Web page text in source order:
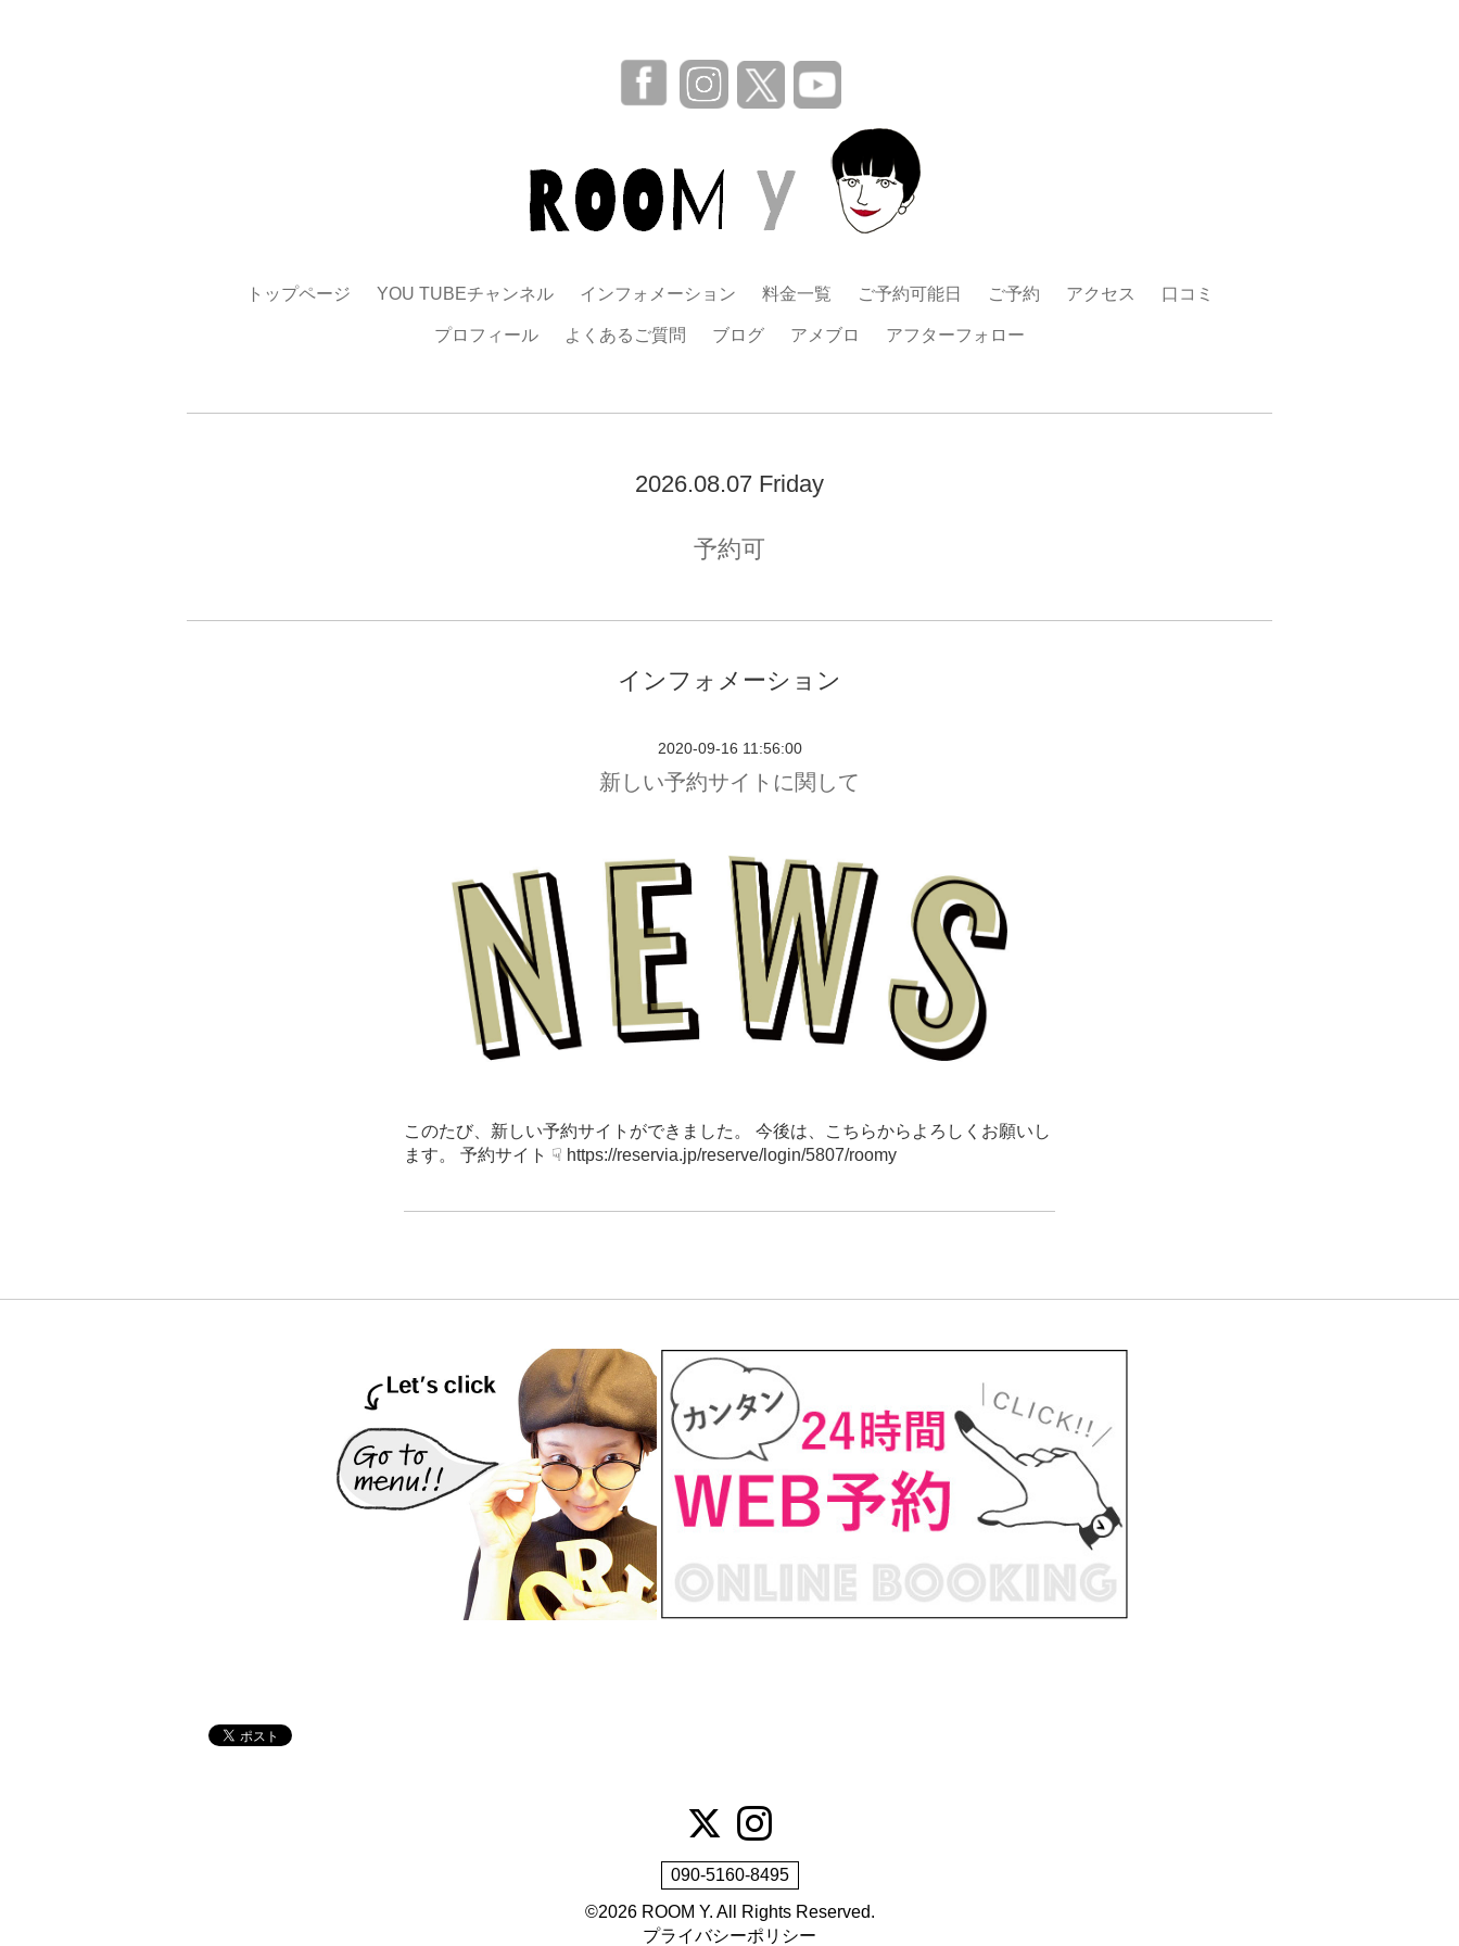
トップページ YOU TUBEチャンネル インフォメーション 料金一覧 ご予約可能日 ご予約 アクセス 口コミ
プロフィール よくあるご質問 ブログ アメブロ アフターフォロー
2026.08.07 Friday
予約可
インフォメーション
2020-09-16 11:56:00
新しい予約サイトに関して
このたび、新しい予約サイトができました。 今後は、こちらからよろしくお願いし
ます。 予約サイト ☟ https://reservia.jp/reserve/login/5807/roomy
090-5160-8495
©2026 ROOM Y. All Rights Reserved.
プライバシーポリシー